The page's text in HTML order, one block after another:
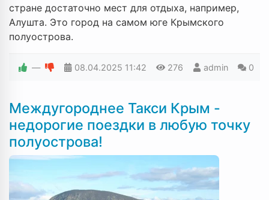
стране достаточно мест для отдыха, например,
Алушта. Это город на самом юге Крымского
полуострова.
— 08.04.2025 11:42 276 admin 0
Междугороднее Такси Крым -
недорогие поездки в любую точку
полуострова!